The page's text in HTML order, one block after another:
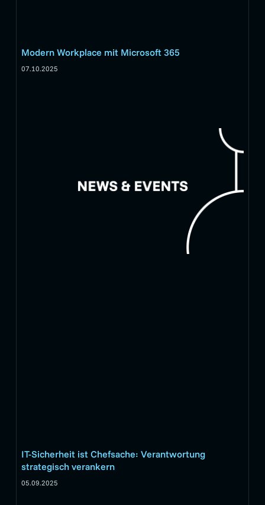
Modern Workplace mit Microsoft 365
07.10.2025
IT-Sicherheit ist Chefsache: Verantwortung
strategisch verankern
05.09.2025